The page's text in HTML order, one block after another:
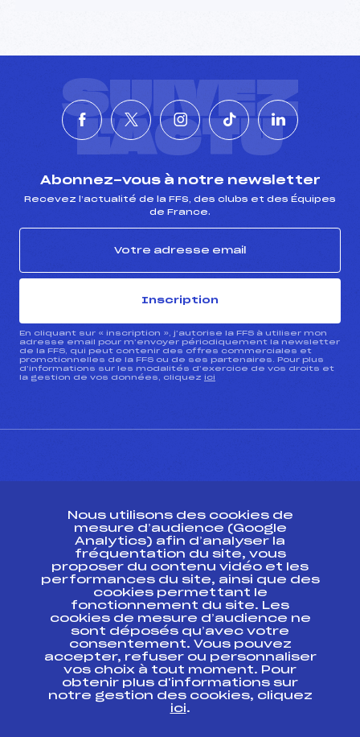
SUIVEZ
L'ACTU
Abonnez-vous à notre newsletter
Recevez l’actualité de la FFS, des clubs et des Équipes
de France.
Inscription
En cliquant sur « inscription », j’autorise la FFS à utiliser mon
adresse email pour m’envoyer périodiquement la newsletter
de la FFS, qui peut contenir des offres commerciales et
promotionnelles de la FFS ou de ses partenaires. Pour plus
d’informations sur les modalités d’exercice de vos droits et
la gestion de vos données, cliquez ici
ESPACE PRESSE
Ressources
Pass’Neige
Projet sportif fédéral
Projet de performance fédéral
Antidopage
Pôle Développement, Formation, Suivi
Scientifique
Listes ministérielles
Pôle vie de l’athlète
Nous utilisons des cookies de
mesure d’audience (Google
Analytics) afin d’analyser la
fréquentation du site, vous
proposer du contenu vidéo et les
performances du site, ainsi que des
cookies permettant le
fonctionnement du site. Les
cookies de mesure d’audience ne
sont déposés qu’avec votre
consentement. Vous pouvez
accepter, refuser ou personnaliser
vos choix à tout moment. Pour
obtenir plus d'informations sur
notre gestion des cookies, cliquez
ici.